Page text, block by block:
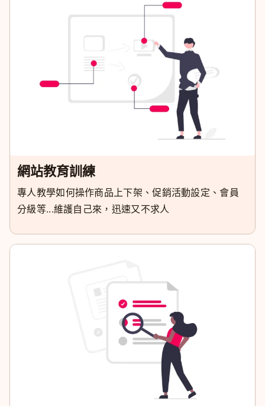
網站教育訓練
專人教學如何操作商品上下架、促銷活動設定、會員
分級等...維護自己來，迅速又不求人